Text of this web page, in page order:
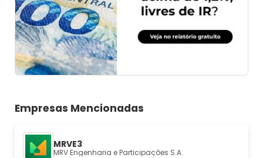
Empresas Mencionadas
MRVE3
MRV Engenharia e Participações S.A.